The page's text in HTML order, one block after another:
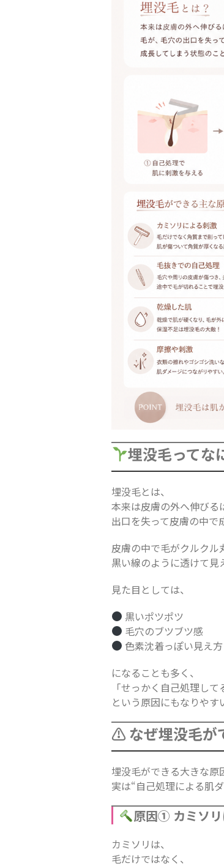
埋没毛ってな
埋没毛とは、
本来は皮膚の外へ伸びる
出口を失って皮膚の中で
皮膚の中で毛がクルクル
黒い線のように透けて
見た目としては、
黒いポツポツ
毛穴のブツブツ感
色素沈着っぽい見え方
になることも多く、
「せっかく自己処理し
という原因にもなりやす
⚠ なぜ埋没毛が
埋没毛ができる大きな原
実は“自己処理による肌
原因① カミソ
カミソリは、
毛だけではなく、